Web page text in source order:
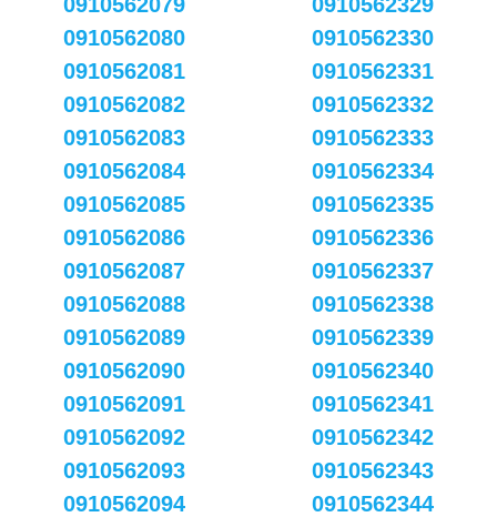
0910562080
0910562081
0910562082
0910562083
0910562084
0910562085
0910562086
0910562087
0910562088
0910562089
0910562090
0910562091
0910562092
0910562093
0910562094
0910562330
0910562331
0910562332
0910562333
0910562334
0910562335
0910562336
0910562337
0910562338
0910562339
0910562340
0910562341
0910562342
0910562343
0910562344